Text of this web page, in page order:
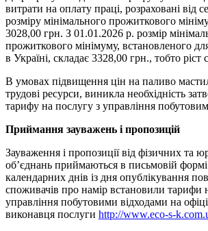
витрати на оплату праці, розраховані від
розміру мінімального прожиткового
3028,00 грн. З 01.01.2026 р. розмір
прожиткового мінімуму, встановленого
в Україні, складає 3328,00 грн., тобто ріст
В умовах підвищення цін на паливо
трудові ресурси, виникла необхідність
тарифу на послугу з управління
Приймання зауважень і пропозицій
Зауваження і пропозиції від фізичних та
об’єднань приймаються в письмовій
календарних днів із дня опублікування
споживачів про намір встановили тарифи
управління побутовими відходами на
виконавця послуги http://www.eco-s-